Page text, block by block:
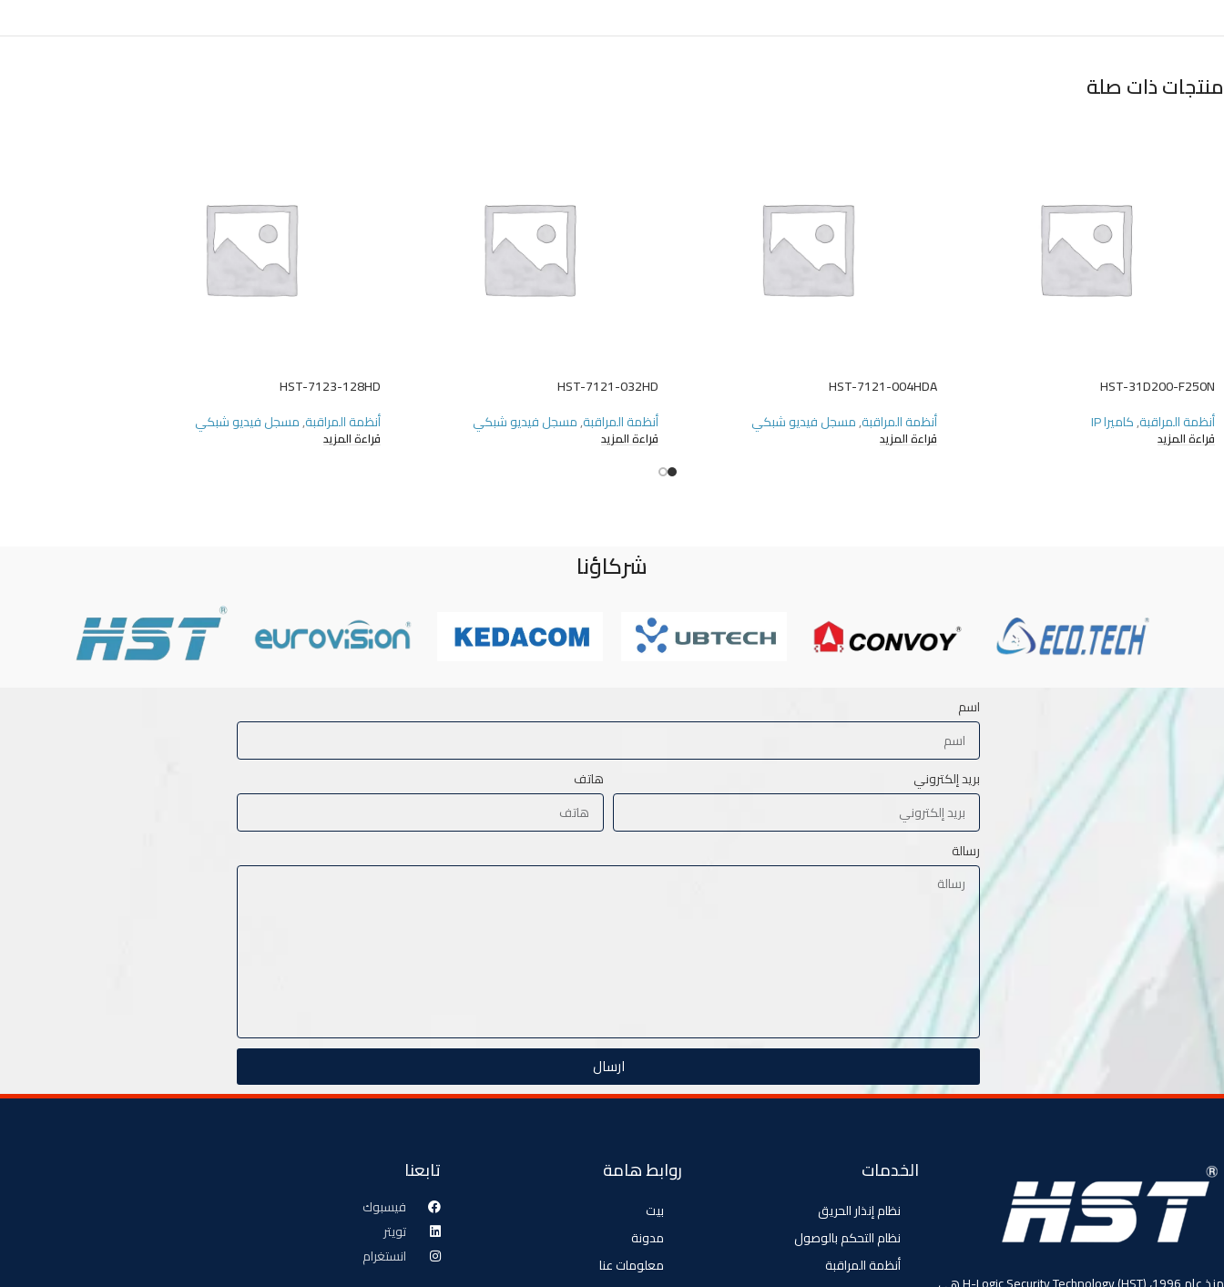
منتجات ذات صلة
HST-31D200-F250N
أنظمة المراقبة,كاميرا IP
قراءة المزيد
HST-7121-004HDA
أنظمة المراقبة,مسجل فيديو شبكي
قراءة المزيد
HST-7121-032HD
أنظمة المراقبة,مسجل فيديو شبكي
قراءة المزيد
HST-7123-128HD
أنظمة المراقبة,مسجل فيديو شبكي
قراءة المزيد
شركاؤنا
اسم
بريد إلكتروني هاتف
رسالة
ارسال
الخدمات
نظام إنذار الحريق
نظام التحكم بالوصول
أنظمة المراقبة
روابط هامة
بيت
مدونة
معلومات عنا
تابعنا
فيسبوك
تويتر
انستغرام